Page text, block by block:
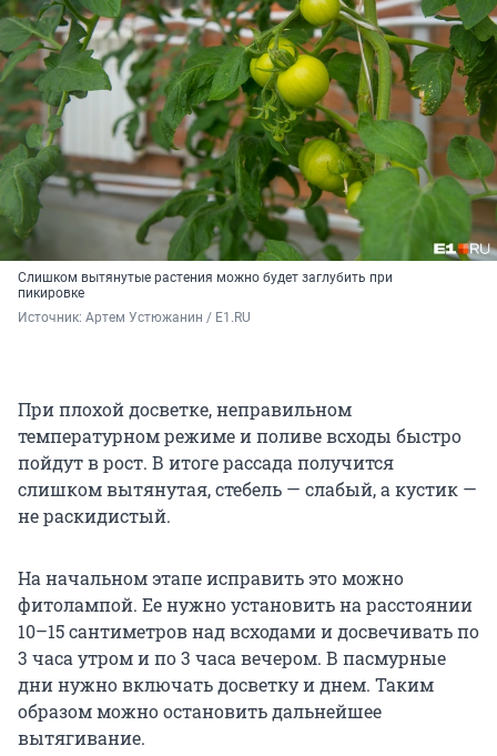
Слишком вытянутые растения можно будет заглубить при
пикировке
Источник: Артем Устюжанин / E1.RU
При плохой досветке, неправильном
температурном режиме и поливе всходы быстро
пойдут в рост. В итоге рассада получится
слишком вытянутая, стебель — слабый, а кустик —
не раскидистый.
На начальном этапе исправить это можно
фитолампой. Ее нужно установить на расстоянии
10–15 сантиметров над всходами и досвечивать по
3 часа утром и по 3 часа вечером. В пасмурные
дни нужно включать досветку и днем. Таким
образом можно остановить дальнейшее
вытягивание.